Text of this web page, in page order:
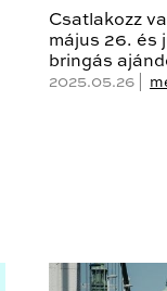
Csatlakozz
május 26. és
bringás
2025.05.26 |